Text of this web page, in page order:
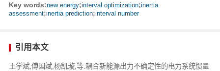
Key words:new energy;interval optimization;inertia
assessment;inertia prediction;interval number
引用本文
王学斌,傅国斌,杨凯璇,等.耦合新能源出力不确定性的电力系统惯量